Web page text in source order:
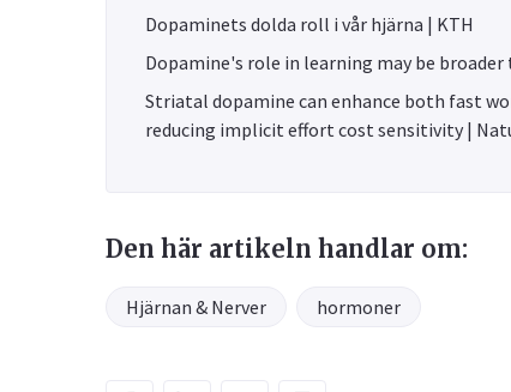
Dopaminets dolda roll i vår hjärna | KTH
Dopamine's role in learning may be
Striatal dopamine can enhance both fast
reducing implicit effort cost sensitivity |
Den här artikeln handlar om:
Hjärnan & Nerver hormoner